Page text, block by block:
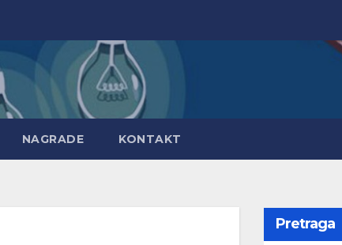
NAGRADE KONTAKT
Pretraga